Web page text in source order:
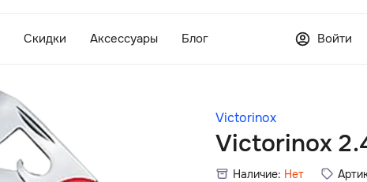
Скидки Аксессуары Блог Войти
Victorinox
Victorinox
Наличие: Нет